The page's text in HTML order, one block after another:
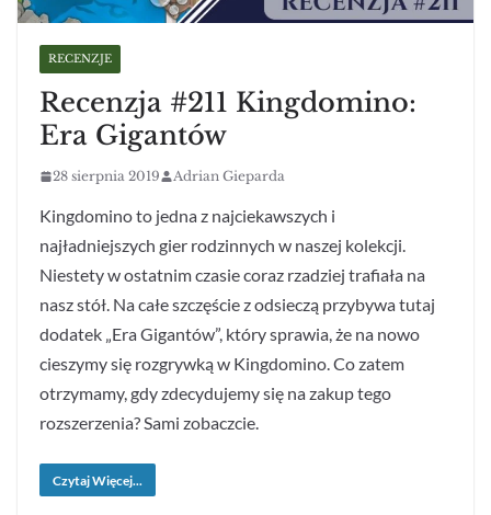
RECENZJE
Recenzja #211 Kingdomino:
Era Gigantów
28 sierpnia 2019 Adrian Gieparda
Kingdomino to jedna z najciekawszych i
najładniejszych gier rodzinnych w naszej kolekcji.
Niestety w ostatnim czasie coraz rzadziej trafiała na
nasz stół. Na całe szczęście z odsieczą przybywa tutaj
dodatek „Era Gigantów”, który sprawia, że na nowo
cieszymy się rozgrywką w Kingdomino. Co zatem
otrzymamy, gdy zdecydujemy się na zakup tego
rozszerzenia? Sami zobaczcie.
Czytaj Więcej...